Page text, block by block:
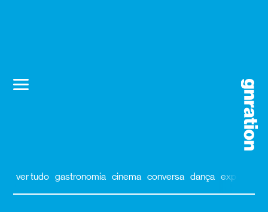
ver tudo gastronomia cinema conversa dança exposição